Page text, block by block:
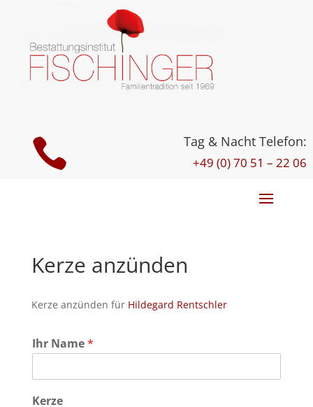
 Tag & Nacht Telefon:
+49 (0) 70 51 – 22 06
Kerze anzünden
Kerze anzünden für Hildegard Rentschler
Ihr Name*
Kerze